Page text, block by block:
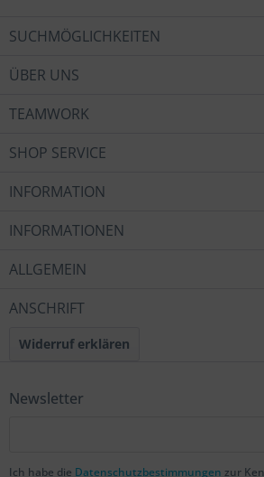
SUCHMÖGLICHKEITEN
ÜBER UNS
TEAMWORK
SHOP SERVICE
INFORMATION
INFORMATIONEN
ALLGEMEIN
ANSCHRIFT
Widerruf erklären
Newsletter
Ich habe die Datenschutzbestimmungen zur